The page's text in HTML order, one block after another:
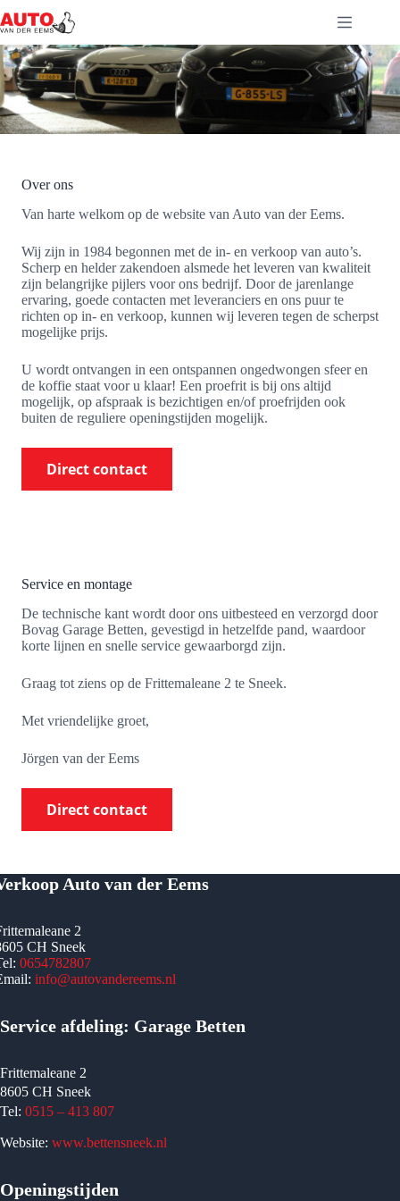
naar
inhoud
Over ons
Van harte welkom op de website van Auto van der Eems.
Wij zijn in 1984 begonnen met de in- en verkoop van auto’s.
Scherp en helder zakendoen alsmede het leveren van kwaliteit
zijn belangrijke pijlers voor ons bedrijf. Door de jarenlange
ervaring, goede contacten met leveranciers en ons puur te
richten op in- en verkoop, kunnen wij leveren tegen de scherpst
mogelijke prijs.
U wordt ontvangen in een ontspannen ongedwongen sfeer en
de koffie staat voor u klaar! Een proefrit is bij ons altijd
mogelijk, op afspraak is bezichtigen en/of proefrijden ook
buiten de reguliere openingstijden mogelijk.
Direct contact
Service en montage
De technische kant wordt door ons uitbesteed en verzorgd door
Bovag Garage Betten, gevestigd in hetzelfde pand, waardoor
korte lijnen en snelle service gewaarborgd zijn.
Graag tot ziens op de Frittemaleane 2 te Sneek.
Met vriendelijke groet,
Jörgen van der Eems
Direct contact
Auto van der Eems
2
CH Sneek
0654782807
info@autovandereems.nl
Service afdeling: Garage Betten
Frittemaleane 2
8605 CH Sneek
Tel: 0515 – 413 807
Website: www.bettensneek.nl
Openingstijden